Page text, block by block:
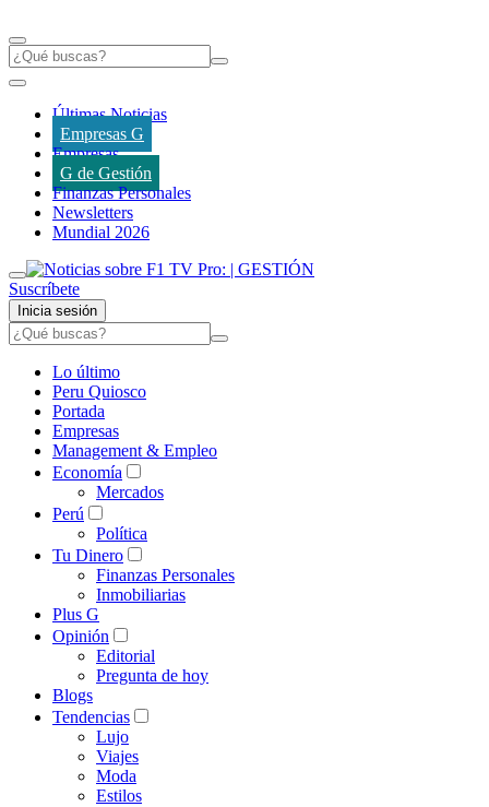
Últimas Noticias
Empresas G
Empresas
G de Gestión
Finanzas Personales
Newsletters
Mundial 2026
Suscríbete
Inicia sesión
Lo último
Peru Quiosco
Portada
Empresas
Management & Empleo
Economía
Mercados
Perú
Política
Tu Dinero
Finanzas Personales
Inmobiliarias
Plus G
Opinión
Editorial
Pregunta de hoy
Blogs
Tendencias
Lujo
Viajes
Moda
Estilos